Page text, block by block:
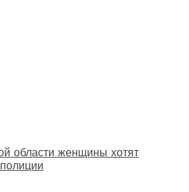
области женщины хотят